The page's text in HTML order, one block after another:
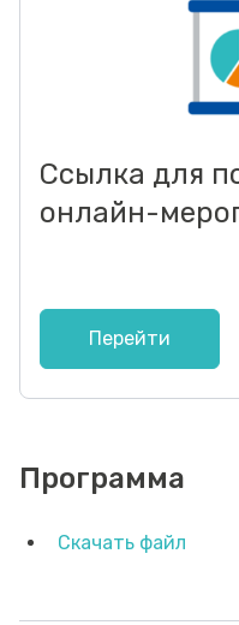
Ссылка для
онлайн-
Перейти
Программа
Скачать файл